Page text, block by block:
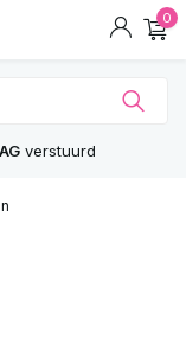
0
verstuurd